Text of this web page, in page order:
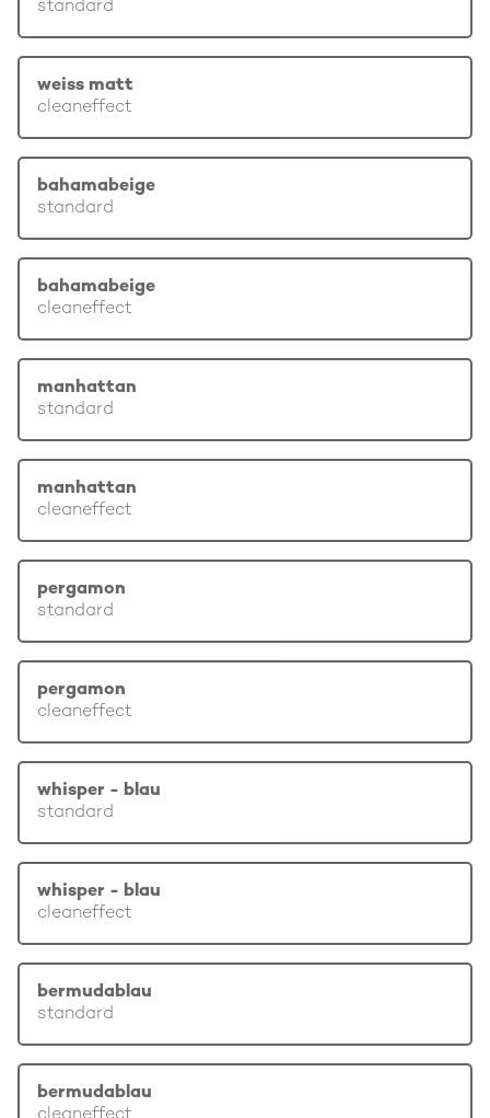
standard
weiss matt
cleaneffect
bahamabeige
standard
bahamabeige
cleaneffect
manhattan
standard
manhattan
cleaneffect
pergamon
standard
pergamon
cleaneffect
whisper - blau
standard
whisper - blau
cleaneffect
bermudablau
standard
bermudablau